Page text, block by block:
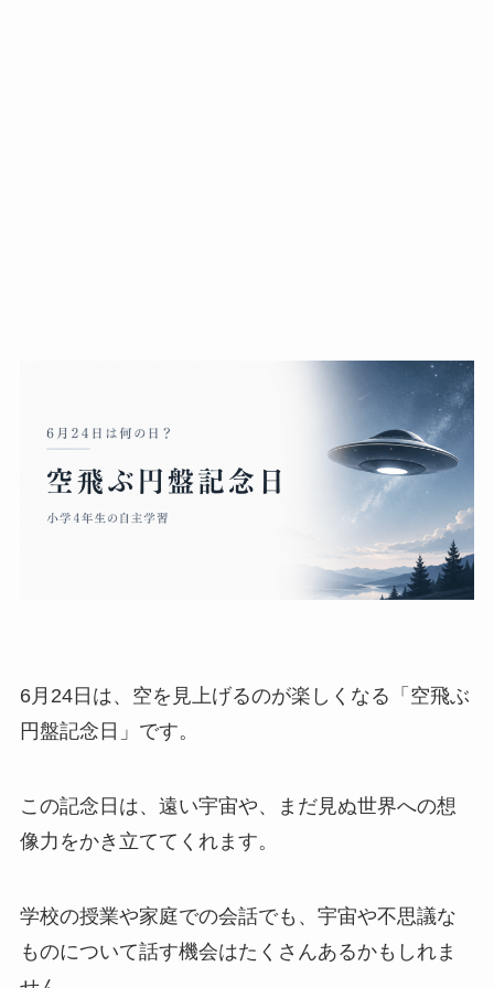
6月24日は、空を見上げるのが楽しくなる「空飛ぶ
円盤記念日」です。
この記念日は、遠い宇宙や、まだ見ぬ世界への想
像力をかき立ててくれます。
学校の授業や家庭での会話でも、宇宙や不思議な
ものについて話す機会はたくさんあるかもしれま